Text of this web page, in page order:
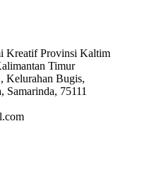
Kreatif Provinsi Kaltim
Timur
Kelurahan Bugis,
Samarinda, 75111